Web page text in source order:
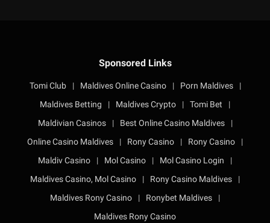
Sponsored Links
Tomi Club | Maldives Online Casino | Porn Maldives
|
Maldives Betting
| Maldives Crypto | Tomi Bet
|
Maldivian Casinos
| Best Online Casino Maldives
|
Online Casino Maldives
| Rony Casino | Rony Casino
|
Maldiv Casino
| Mol Casino | Mol Casino Login
|
Maldives Casino, Mol Casino
| Rony Casino Maldives
|
Maldives Rony Casino
| Ronybet Maldives
|
Maldives Rony Casino